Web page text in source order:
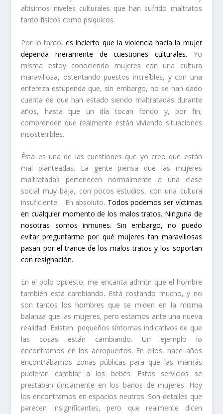
altísimos niveles culturales que han sufrido maltratos
tanto físicos como psíquicos.
Por lo tanto, es incierto que la violencia hacia la mujer
dependa meramente de cuestiones culturales. Yo
misma estoy conociendo mujeres con una cultura
maravillosa, ostentando puestos increíbles, y con una
entereza estupenda que, sin embargo, no se han dado
cuenta de que han estado siendo maltratadas durante
años, hasta que un día tocan fondo y, por fin,
comprenden que realmente están viviendo situaciones
insostenibles.
Ésta es una de las cuestiones que yo creo que están
mal planteadas. La gente piensa que las mujeres
maltratadas pertenecen normalmente a una clase
social muy baja, con pocos estudios, con una cultura
insuficiente… En absoluto. Todos podemos ser víctimas
en cualquier momento de los malos tratos. Ninguna de
nosotras somos inmunes. Sin embargo, no puedo
evitar preguntarme por qué mujeres tan maravillosas
pasan por el trance de los malos tratos y los soportan
con resignación.
En el polo opuesto, me encanta admitir que el hombre
también está cambiando. Está costando mucho, y no
son tantos los hombres que se miden en la misma
balanza que las mujeres, pero estamos ante una nueva
realidad. Existen pequeños síntomas indicativos de que
las cosas están cambiando. Un ejemplo lo
encontramos en los aeropuertos. En ellos, hace años
encontrábamos zonas públicas para que las mamás
pudieran cambiar a los bebés. Estos servicios se
prestaban únicamente en los baños de mujeres. Hoy
los encontramos en espacios neutros. Son detalles que
parecen insignificantes, pero que realmente dicen